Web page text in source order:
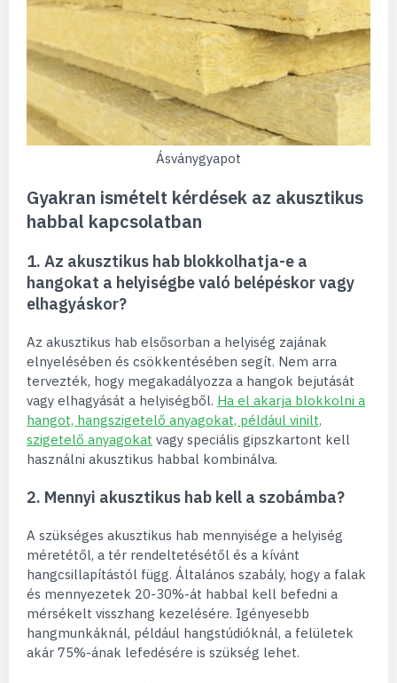
Ásványgyapot
Gyakran ismételt kérdések az akusztikus
habbal kapcsolatban
1. Az akusztikus hab blokkolhatja-e a
hangokat a helyiségbe való belépéskor vagy
elhagyáskor?
Az akusztikus hab elsősorban a helyiség zajának
elnyelésében és csökkentésében segít. Nem arra
tervezték, hogy megakadályozza a hangok bejutását
vagy elhagyását a helyiségből. Ha el akarja blokkolni a
hangot, hangszigetelő anyagokat, például vinilt,
szigetelő anyagokat vagy speciális gipszkartont kell
használni akusztikus habbal kombinálva.
2. Mennyi akusztikus hab kell a szobámba?
A szükséges akusztikus hab mennyisége a helyiség
méretétől, a tér rendeltetésétől és a kívánt
hangcsillapítástól függ. Általános szabály, hogy a falak
és mennyezetek 20-30%-át habbal kell befedni a
mérsékelt visszhang kezelésére. Igényesebb
hangmunkáknál, például hangstúdióknál, a felületek
akár 75%-ának lefedésére is szükség lehet.